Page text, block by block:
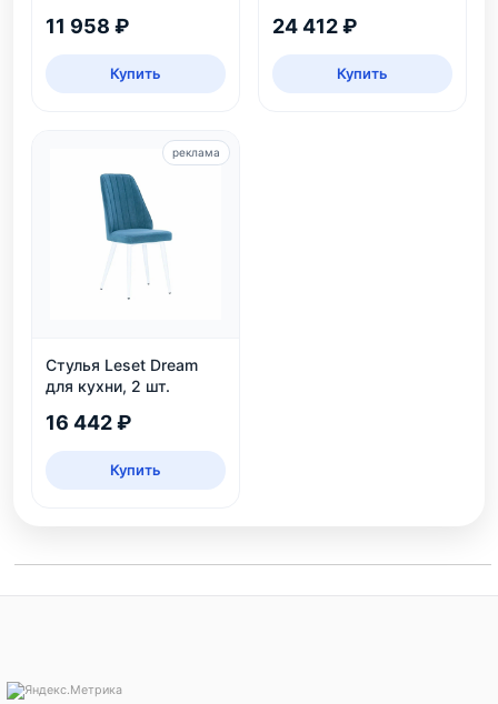
11 958 ₽
Купить
24 412 ₽
Купить
Стулья Leset Dream
для кухни, 2 шт.
16 442 ₽
Купить
реклама